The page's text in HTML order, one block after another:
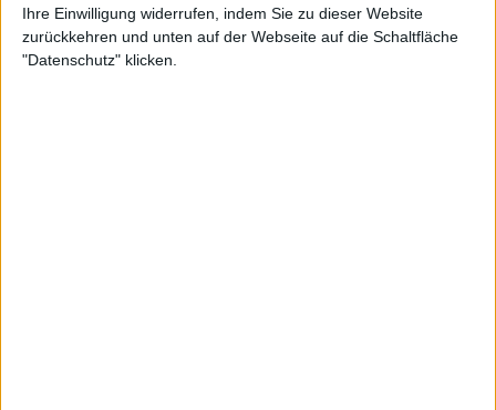
Ihre Einwilligung widerrufen, indem Sie zu dieser Website
zurückkehren und unten auf der Webseite auf die Schaltfläche
"Datenschutz" klicken.